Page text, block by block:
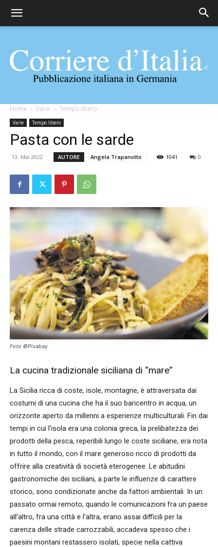
Corriere
d'Italia
Home Varie Tempo libero
Varie Tempo libero
Pasta con le sarde
13. Mai 2022 AUTORE Angela Trapanotto 1041 0
Foto ©Pixabay
La cucina tradizionale siciliana di “mare”
La Sicilia ricca di coste, isole, montagne, è attraversata dai
costumi di una cucina che ha il suo baricentro in acqua, un
orizzonte aperto da millenni a esperienze multiculturali. Fin dai
tempi in cui l’isola era una colonia greca, la prelibatezza dei
prodotti della pesca, reperibili lungo le coste siciliane, era nota
in tutto il mondo, con il mare generoso ricco di prodotti da
offrire alla creatività di società eterogenee. Le abitudini
gastronomiche dei siciliani, a parte le influenze di carattere
storico, sono condizionate anche da fattori ambientali. In un
passato ormai remoto, quando le comunicazioni fra un paese
all’altro, fra una città e l’altra, erano assai difficili per la
carenza delle strade carrozzabili, accadeva spesso che i
paesini montani restassero isolati, specie nella cattiva